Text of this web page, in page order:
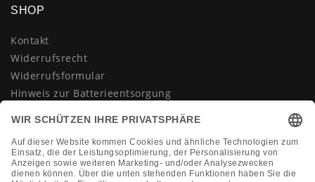
SHOP
Kontakt
Widerrufsrecht
Widerrufsformular
Hinweis zur Batterieentsorgung
Datenschutzerklärung
Impressum
Vertrag widerrufen